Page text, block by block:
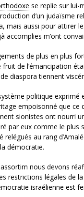
se replie sur lui-
d’un judaïsme
mais aussi pour attirer
accomplies m’ont
de plus en plus
de l’émancipation
diaspora tiennent
politique exprimé
empoisonné que
sionistes ont nourri
par eux comme le plus
relégués au rang
démocratie.
nous devons
restrictions légales de
israélienne est